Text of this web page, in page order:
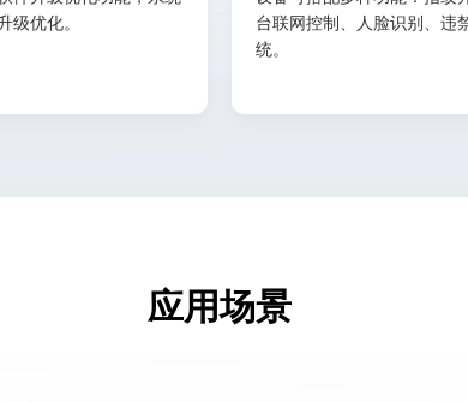
级优化。
台联网控制、人脸识别、违
统。
应用场景